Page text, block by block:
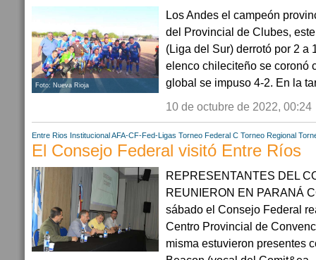
Foto: Nueva Rioja
Los Andes el campeón
del Provincial de Clubes,
(Liga del Sur) derrotó por 2 a
elenco chileciteño se coronó
global se impuso 4-2. En la
10 de octubre de 2022, 00:24
Entre Rios Institucional AFA-CF-Fed-Ligas Torneo Federal C Torneo Regional
El Consejo Federal visitó Entre Ríos
REPRESENTANTES DEL
REUNIERON EN PARANÁ
sábado el Consejo Federal
Centro Provincial de
misma estuvieron presentes